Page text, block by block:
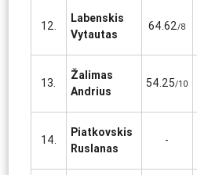
12.
Labenskis
Vytautas
64.62/8
13.
Žalimas
Andrius
54.25/10
14.
Piatkovskis
Ruslanas
-